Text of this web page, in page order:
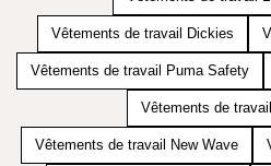
Vêtements de travail Dickies
Vêtements de travail Puma Safety
Vêtements de
Vêtements de travail New Wave